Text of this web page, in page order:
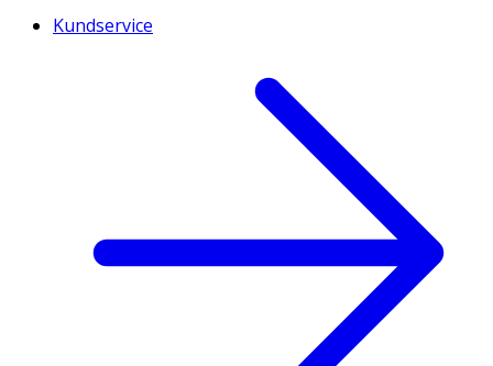
Kundservice